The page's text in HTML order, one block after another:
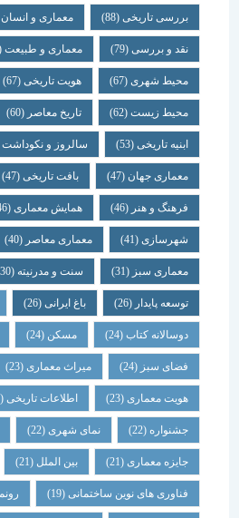
بررسی تاریخی (88) معماری و انسان (84)
نقد و بررسی (79) معماری و طبیعت (71)
محیط شهری(67) هویت تاریخی(67)
محیط زیست(62) تاریخ معاصر(60)
ابنیه تاریخی(53) سالروز و نکوداشت(52)
معماری جهان (47) بافت تاریخی(47)
فرهنگ و هنر(46) همایش معماری (46)
شهرسازی(41) معماری معاصر(40)
معماری سبز(31) سنت و مدرنیته(30)
توسعه پایدار(26) باغ ایرانی(26)
دوسالانه کتاب(24) مسکن (24) معماری
فضای سبز(24) میراث معماری (23)
هویت معماری (23) اطلاعات تاریخی(23)
جشنواره(22) نمای شهری(22) شهر
جایزه معماری (21) بین الملل(21)
فناوری های نوین ساختمانی(19) رونمایی از